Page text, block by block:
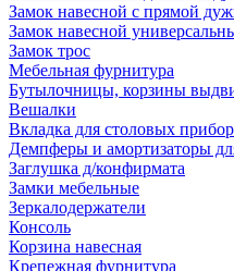
Замок навесной с прямой
Замок навесной
Замок трос
Мебельная фурнитура
Бутылочницы, корзины
Вешалки
Вкладка для столовых
Демпферы и амортизаторы
Заглушка д/конфирмата
Замки мебельные
Зеркалодержатели
Консоль
Корзина навесная
Крепежная фурнитура